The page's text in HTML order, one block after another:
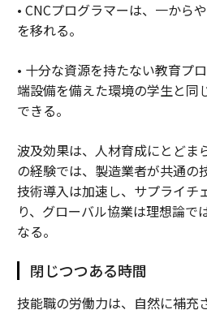
• CNCプログラマーは、一から
を移れる。
• 十分な資源を持たない教育プ
端設備を備えた環境の学生と同
できる。
波及効果は、人材育成にとどま
の経験では、製造業者が共通の
技術導入は加速し、サプライチ
り、グローバル協業は理想論で
なる。
閉じつつある時間
技能職の労働力は、自然に補充